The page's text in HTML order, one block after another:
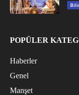
POPÜLER
Haberler
Genel
Manşet